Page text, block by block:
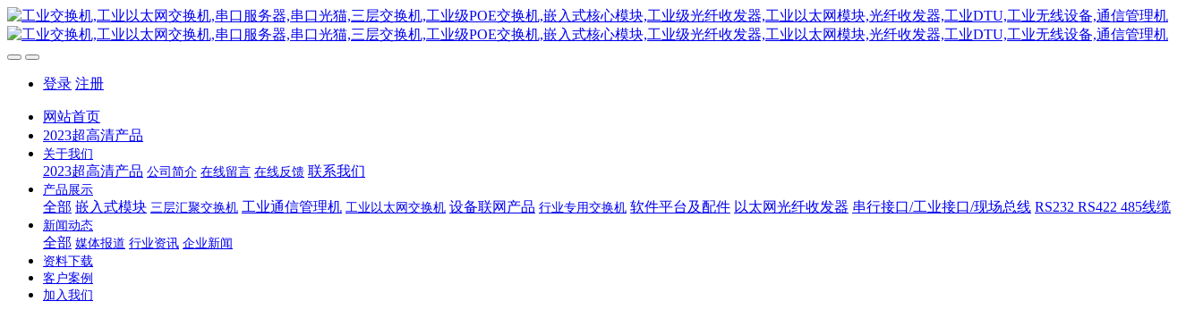
登录 注册
网站首页
2023超高清产品
关于我们
2023超高清产品 公司简介 在线留言 在线反馈 联系我们
产品展示
全部 嵌入式模块 三层汇聚交换机 工业通信管理机 工业以太网交换机 设备联网产品 行业专用交换机 软件平台及配件 以太网光纤收发器 串行接口/工业接口/现场总线 RS232 RS422 485线缆
新闻动态
全部 媒体报道 行业资讯 企业新闻
资料下载
客户案例
加入我们